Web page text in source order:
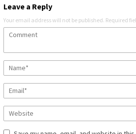
Leave a Reply
Your email address will not be published. Required